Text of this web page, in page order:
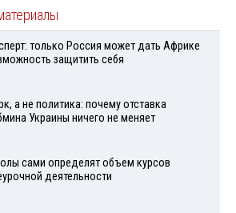
только Россия может дать Африке
защитить себя
а не политика: почему отставка
Украины ничего не меняет
сами определят объем курсов
деятельности